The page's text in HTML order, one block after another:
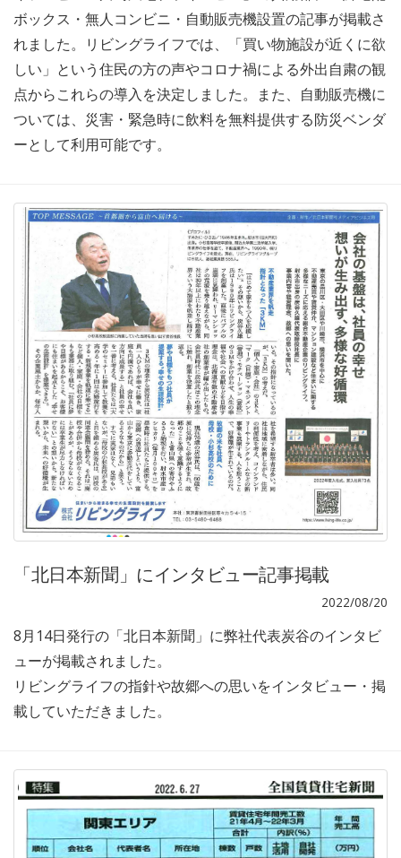
ボックス・無人コンビニ・自動販売機設置の記事が掲載さ
れました。リビングライフでは、「買い物施設が近くに欲
しい」という住民の方の声やコロナ禍による外出自粛の観
点からこれらの導入を決定しました。また、自動販売機に
ついては、災害・緊急時に飲料を無料提供する防災ベンダ
ーとして利用可能です。
「北日本新聞」にインタビュー記事掲載
2022/08/20
8月14日発行の「北日本新聞」に弊社代表炭谷のインタビ
ューが掲載されました。
リビングライフの指針や故郷への思いをインタビュー・掲
載していただきました。